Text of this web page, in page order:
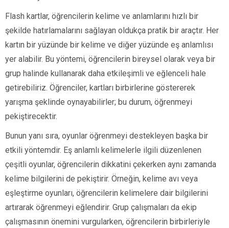
Flash kartlar, öğrencilerin kelime ve anlamlarını hızlı bir
şekilde hatırlamalarını sağlayan oldukça pratik bir araçtır. Her
kartın bir yüzünde bir kelime ve diğer yüzünde eş anlamlısı
yer alabilir. Bu yöntemi, öğrencilerin bireysel olarak veya bir
grup halinde kullanarak daha etkileşimli ve eğlenceli hale
getirebiliriz. Öğrenciler, kartları birbirlerine göstererek
yarışma şeklinde oynayabilirler; bu durum, öğrenmeyi
pekiştirecektir.
Bunun yanı sıra, oyunlar öğrenmeyi destekleyen başka bir
etkili yöntemdir. Eş anlamlı kelimelerle ilgili düzenlenen
çeşitli oyunlar, öğrencilerin dikkatini çekerken aynı zamanda
kelime bilgilerini de pekiştirir. Örneğin, kelime avı veya
eşleştirme oyunları, öğrencilerin kelimelere dair bilgilerini
artırarak öğrenmeyi eğlendirir. Grup çalışmaları da ekip
çalışmasının önemini vurgularken, öğrencilerin birbirleriyle